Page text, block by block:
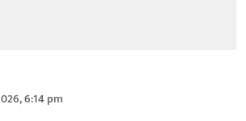
6:14 pm